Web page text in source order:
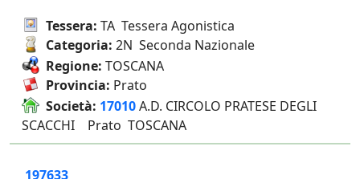
Tessera: TA Tessera Agonistica
Categoria: 2N Seconda Nazionale
Regione: TOSCANA
Provincia: Prato
Società: 17010A.D. CIRCOLO PRATESE DEGLI
SCACCHI Prato TOSCANA
197633